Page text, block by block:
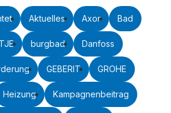
Aktuelles Axor Bad
burgbad Danfoss
GEBERIT GROHE
Heizung Kampagnenbeitrag